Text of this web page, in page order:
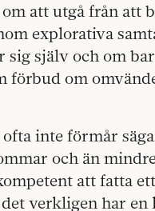
att utgå från att
explorativa
själv och om
förbud om
inte förmår
och än
att fatta
verkligen har